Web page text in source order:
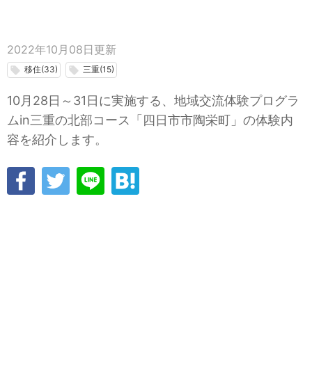
2022年10月08日 更新
local_offer 移住(33) local_offer 三重(15)
10月28日～31日に実施する、地域交流体験プログラ
ムin三重の北部コース「四日市市陶栄町」の体験内
容を紹介します。